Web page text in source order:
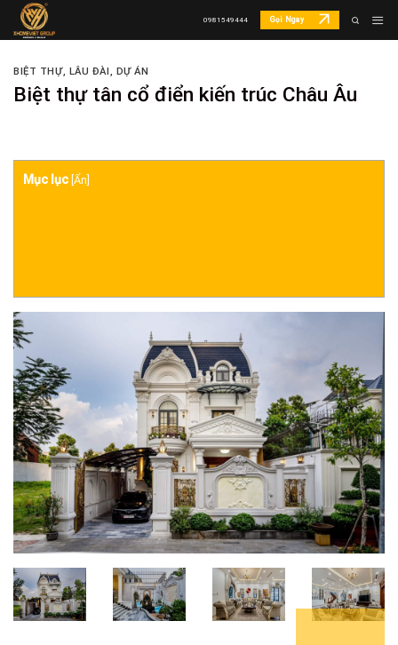
Skip
0981549444 Gọi Ngay
BIỆT THỰ, LÂU ĐÀI, DỰ ÁN
Biệt thự tân cổ điển kiến trúc Châu Âu
Mục lục Ẩn